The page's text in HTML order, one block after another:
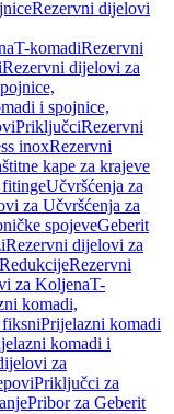
Rezervni dijelovi
T-komadiRezervni
Rezervni dijelovi za
i spojnice,
PriključciRezervni
inoxRezervni
kape za krajeve
Učvršćenja za
za Učvršćenja za
spojeveGeberit
Rezervni dijelovi za
RedukcijeRezervni
za KoljenaT-
komadi,
Prijelazni komadi
komadi i
za
Priključci za
Pribor za Geberit